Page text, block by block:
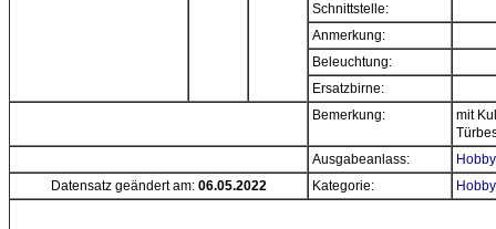
Schnittstelle:
Anmerkung:
Beleuchtung:
Ersatzbirne:
Bemerkung:
mit
Ausgabeanlass:
Datensatz geändert am: 06.05.2022 Kategorie: